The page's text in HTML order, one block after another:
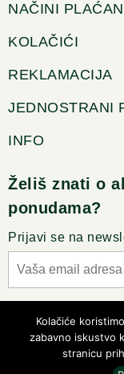
NAČINI
KOLAČIĆI
REKLAMACIJA
JEDNOSTRANI
INFO
Želiš znati o
ponudama?
Prijavi se na
Kolačiće
zabavno iskustvo
stranicu